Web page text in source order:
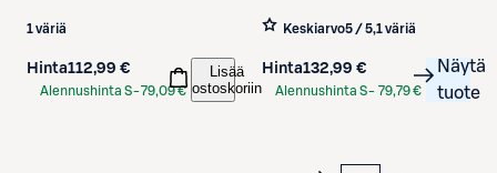
1 väriä
Hinta112,99 €
Alennushinta S-79,09 €
Lisää
ostoskoriin
Keskiarvo5 / 5,1 väriä
Hinta132,99 €
Alennushinta S- 79,79 €
Näytä
tuote